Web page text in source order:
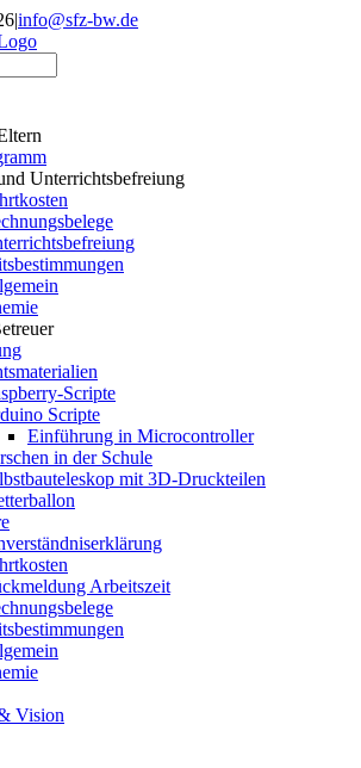
|info@sfz-bw.de
Unterrichtsbefreiung
Scripte
Scripte
Einführung in Microcontroller
in der Schule
mit 3D-Druckteilen
Arbeitszeit
Vision